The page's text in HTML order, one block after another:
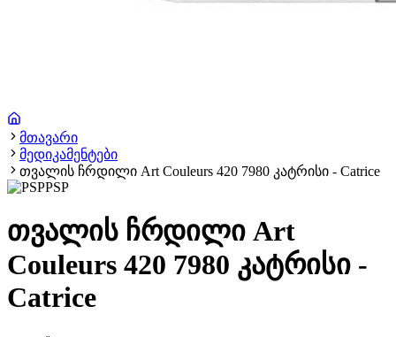
მთავარი
მედიკამენტები
თვალის ჩრდილი Art Couleurs 420 7980 კატრისი - Catrice
PSP
თვალის ჩრდილი Art
Couleurs 420 7980 კატრისი -
Catrice